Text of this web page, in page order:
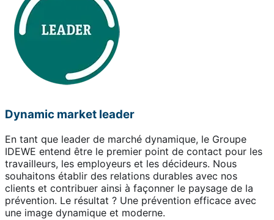
Dynamic market leader
En tant que leader de marché dynamique, le Groupe
IDEWE entend être le premier point de contact pour les
travailleurs, les employeurs et les décideurs. Nous
souhaitons établir des relations durables avec nos
clients et contribuer ainsi à façonner le paysage de la
prévention. Le résultat ? Une prévention efficace avec
une image dynamique et moderne.